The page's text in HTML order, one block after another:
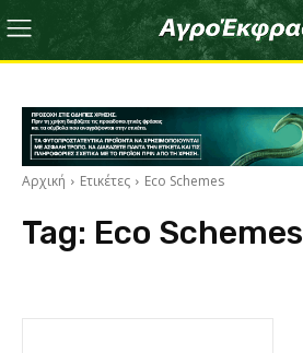
Αρχική Ετικέτες Eco Schemes
Tag: Eco Schemes